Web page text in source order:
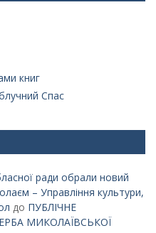
книг
Спас
ради обрали новий
– Управління культури,
до ПУБЛІЧНЕ
МИКОЛАЇВСЬКОЇ